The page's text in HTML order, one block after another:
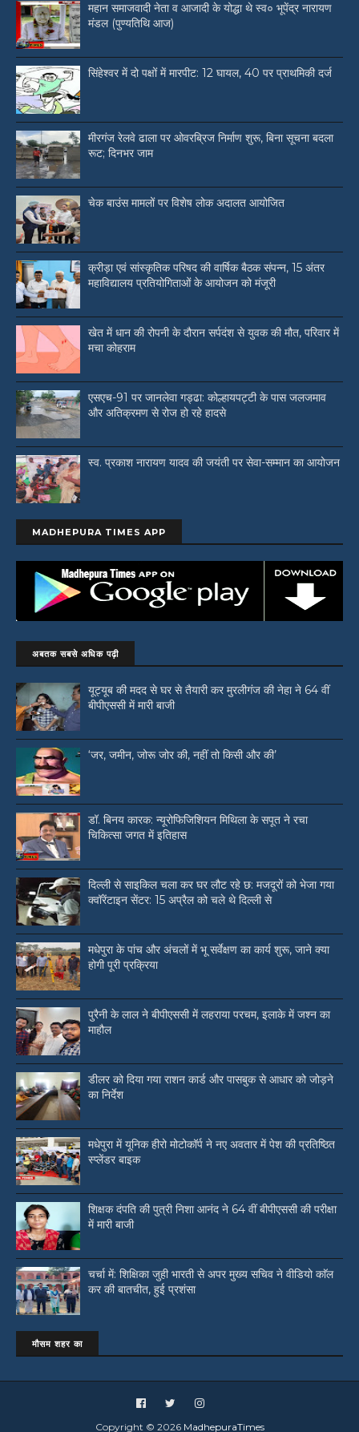
महान समाजवादी नेता व आजादी के योद्धा थे स्व० भूपेंद्र नारायण
मंडल (पुण्यतिथि आज)
सिंहेश्वर में दो पक्षों में मारपीट: 12 घायल, 40 पर प्राथमिकी दर्ज
मीरगंज रेलवे ढाला पर ओवरब्रिज निर्माण शुरू, बिना सूचना बदला
रूट; दिनभर जाम
चेक बाउंस मामलों पर विशेष लोक अदालत आयोजित
क्रीड़ा एवं सांस्कृतिक परिषद की वार्षिक बैठक संपन्न, 15 अंतर
महाविद्यालय प्रतियोगिताओं के आयोजन को मंजूरी
खेत में धान की रोपनी के दौरान सर्पदंश से युवक की मौत, परिवार में
मचा कोहराम
एसएच-91 पर जानलेवा गड्ढा: कोल्हायपट्टी के पास जलजमाव
और अतिक्रमण से रोज हो रहे हादसे
स्व. प्रकाश नारायण यादव की जयंती पर सेवा-सम्मान का आयोजन
MADHEPURA TIMES APP
अबतक सबसे अधिक पढ़ी
यूट्यूब की मदद से घर से तैयारी कर मुरलीगंज की नेहा ने 64 वीं
बीपीएससी में मारी बाजी
‘जर, जमीन, जोरू जोर की, नहीं तो किसी और की’
डॉ. बिनय कारक: न्यूरोफिजिशियन मिथिला के सपूत ने रचा
चिकित्सा जगत में इतिहास
दिल्ली से साइकिल चला कर घर लौट रहे छ: मजदूरों को भेजा गया
क्वॉरेंटाइन सेंटर: 15 अप्रैल को चले थे दिल्ली से
मधेपुरा के पांच और अंचलों में भू सर्वेक्षण का कार्य शुरू, जाने क्या
होगी पूरी प्रक्रिया
पुरैनी के लाल ने बीपीएससी में लहराया परचम, इलाके में जश्न का
माहौल
डीलर को दिया गया राशन कार्ड और पासबुक से आधार को जोड़ने
का निर्देश
मधेपुरा में यूनिक हीरो मोटोकॉर्प ने नए अवतार में पेश की प्रतिष्ठित
स्प्लेंडर बाइक
शिक्षक दंपति की पुत्री निशा आनंद ने 64 वीं बीपीएससी की परीक्षा
में मारी बाजी
चर्चा में: शिक्षिका जुही भारती से अपर मुख्य सचिव ने वीडियो काॅल
कर की बातचीत, हुई प्रशंसा
मौसम शहर का
Copyright © 2026 MadhepuraTimes